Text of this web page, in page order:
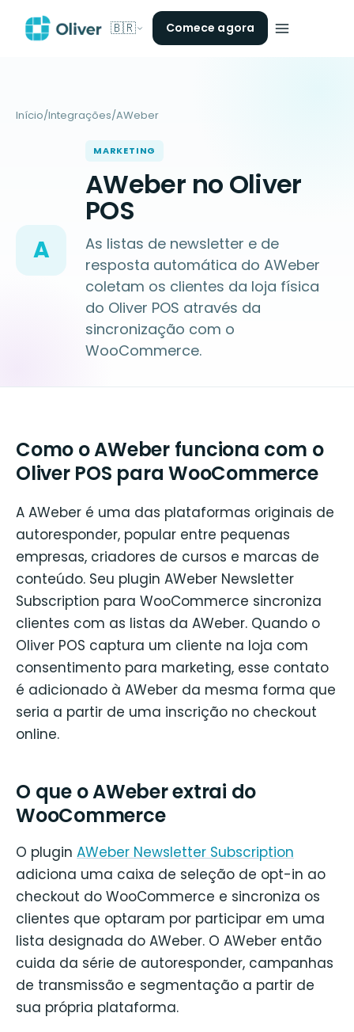
🇧🇷 Comece agora
Início/Integrações/AWeber
A
MARKETING
AWeber no Oliver
POS
As listas de newsletter e de
resposta automática do AWeber
coletam os clientes da loja física
do Oliver POS através da
sincronização com o
WooCommerce.
Como o AWeber funciona com o
Oliver POS para WooCommerce
A AWeber é uma das plataformas originais de
autoresponder, popular entre pequenas
empresas, criadores de cursos e marcas de
conteúdo. Seu plugin AWeber Newsletter
Subscription para WooCommerce sincroniza
clientes com as listas da AWeber. Quando o
Oliver POS captura um cliente na loja com
consentimento para marketing, esse contato
é adicionado à AWeber da mesma forma que
seria a partir de uma inscrição no checkout
online.
O que o AWeber extrai do
WooCommerce
O plugin AWeber Newsletter Subscription
adiciona uma caixa de seleção de opt-in ao
checkout do WooCommerce e sincroniza os
clientes que optaram por participar em uma
lista designada do AWeber. O AWeber então
cuida da série de autoresponder, campanhas
de transmissão e segmentação a partir de
sua própria plataforma.